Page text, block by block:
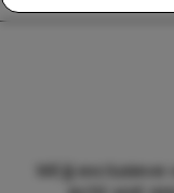
Wil jij